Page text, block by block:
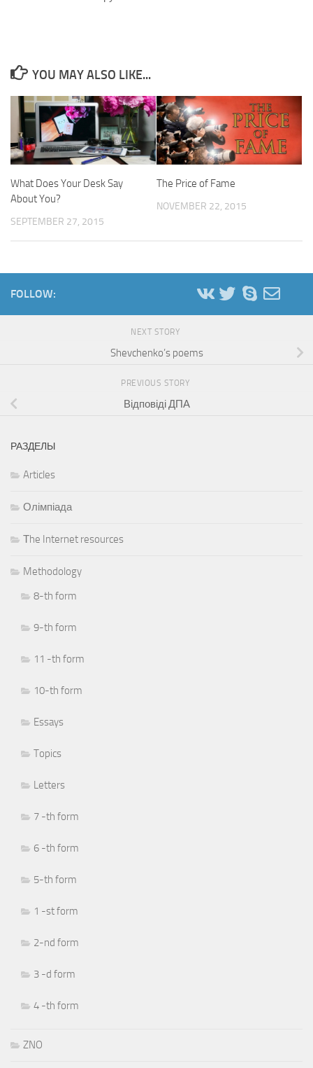
YOU MAY ALSO LIKE...
What Does Your Desk Say
About You?
SEPTEMBER 27, 2015
The Price of Fame
NOVEMBER 22, 2015
FOLLOW:
NEXT STORY
Shevchenko’s poems
PREVIOUS STORY
Відповіді ДПА
РАЗДЕЛЫ
Articles
Олімпіада
Тhe Internet resources
Methodology
8-th form
9-th form
11 -th form
10-th form
Essays
Topics
Letters
7 -th form
6 -th form
5-th form
1 -st form
2-nd form
3 -d form
4 -th form
ZNO